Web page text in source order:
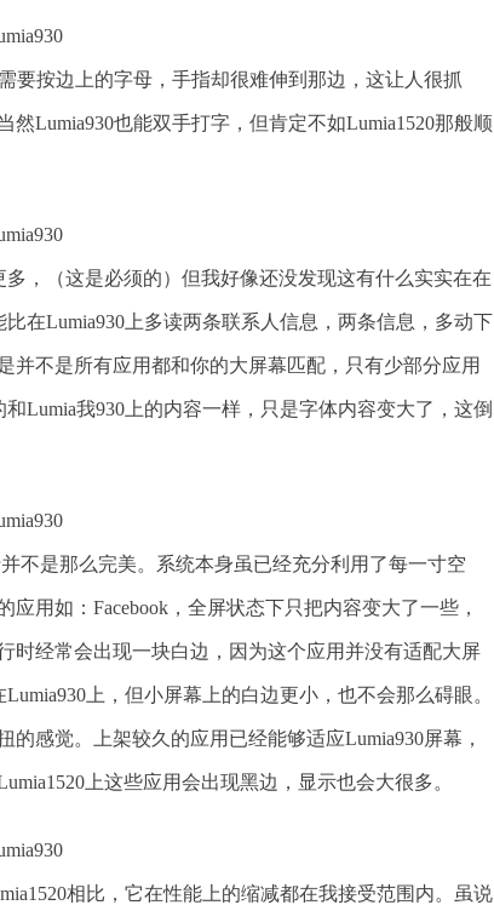
要按边上的字母，手指却很难伸到那边，这让人很抓
Lumia930也能双手打字，但肯定不如Lumia1520那般顺
多，（这是必须的）但我好像还没发现这有什么实实在在
在Lumia930上多读两条联系人信息，两条信息，多动下
并不是所有应用都和你的大屏幕匹配，只有少部分应用
Lumia我930上的内容一样，只是字体内容变大了，这倒
不是那么完美。系统本身虽已经充分利用了每一寸空
用如：Facebook，全屏状态下只把内容变大了一些，
时经常会出现一块白边，因为这个应用并没有适配大屏
上，但小屏幕上的白边更小，也不会那么碍眼。
感觉。上架较久的应用已经能够适应Lumia930屏幕，
上这些应用会出现黑边，显示也会大很多。
相比，它在性能上的缩减都在我接受范围内。虽说